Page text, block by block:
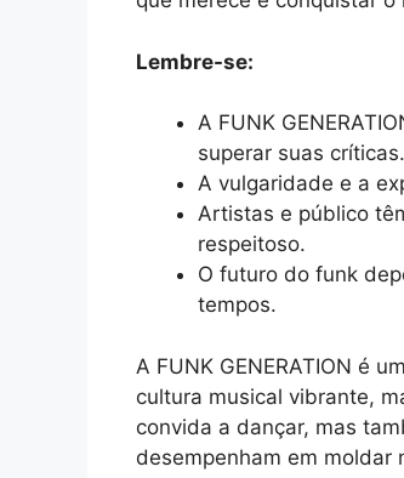
Lembre-se:
A FUNK
superar suas críticas.
A vulgaridade e a
Artistas e público
respeitoso.
O futuro do funk
tempos.
A FUNK GENERATION é
cultura musical vibrante,
convida a dançar, mas
desempenham em moldar